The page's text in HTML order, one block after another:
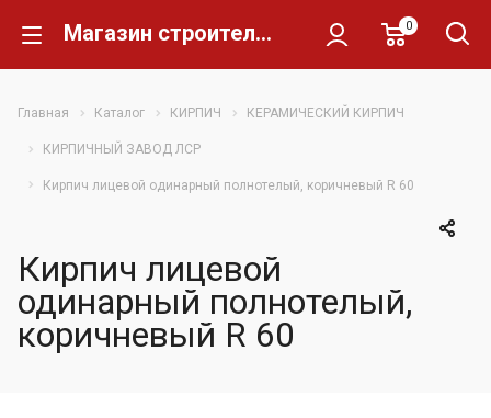
Магазин строительных материалов Склад Кирпича 0
Главная Каталог КИРПИЧ КЕРАМИЧЕСКИЙ КИРПИЧ
КИРПИЧНЫЙ ЗАВОД ЛСР
Кирпич лицевой одинарный полнотелый, коричневый R 60
Кирпич лицевой
одинарный полнотелый,
коричневый R 60